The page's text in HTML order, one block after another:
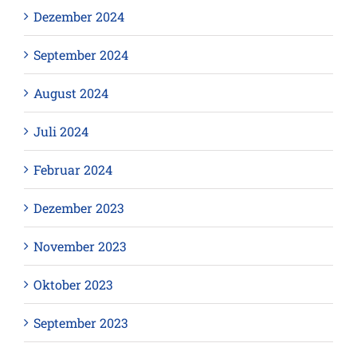
Dezember 2024
September 2024
August 2024
Juli 2024
Februar 2024
Dezember 2023
November 2023
Oktober 2023
September 2023